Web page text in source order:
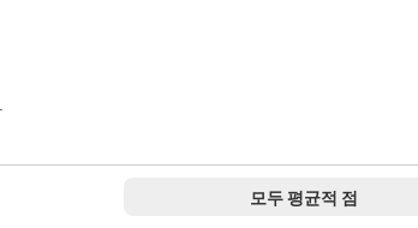
모두 평균적 점